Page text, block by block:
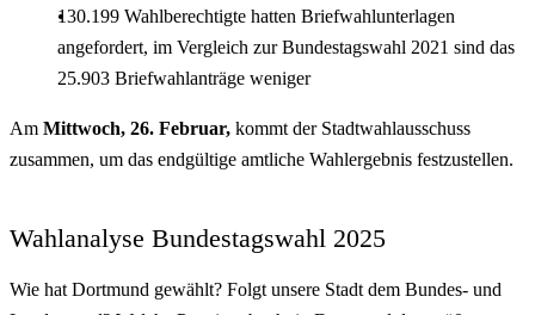
130.199 Wahlberechtigte hatten Briefwahlunterlagen
angefordert, im Vergleich zur Bundestagswahl 2021 sind das
25.903 Briefwahlanträge weniger
Am Mittwoch, 26. Februar, kommt der Stadtwahlausschuss
zusammen, um das endgültige amtliche Wahlergebnis festzustellen.
Wahlanalyse Bundestagswahl 2025
Wie hat Dortmund gewählt? Folgt unsere Stadt dem Bundes- und